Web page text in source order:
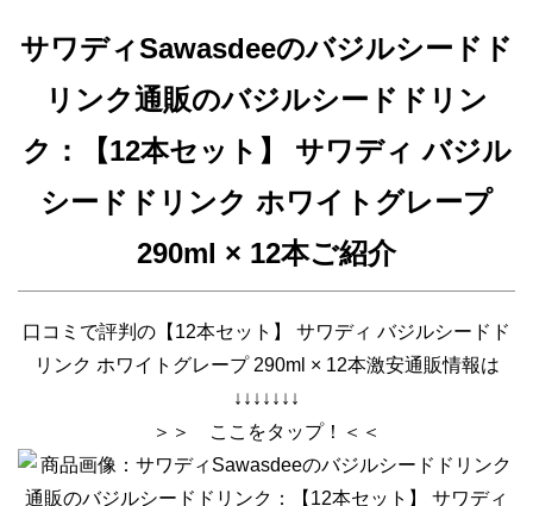
サワディSawasdeeのバジルシードド
リンク通販のバジルシードドリン
ク：【12本セット】 サワディ バジル
シードドリンク ホワイトグレープ
290ml × 12本ご紹介
口コミで評判の【12本セット】 サワディ バジルシードド
リンク ホワイトグレープ 290ml × 12本激安通販情報は
↓↓↓↓↓↓↓
＞＞ ここをタップ！＜＜